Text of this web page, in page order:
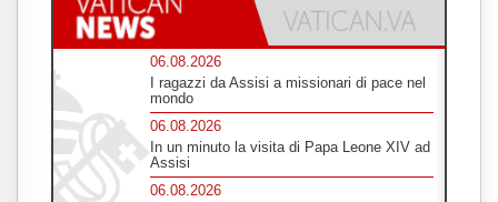
06.08.2026
I ragazzi da Assisi a missionari di pace nel
mondo
06.08.2026
In un minuto la visita di Papa Leone XIV ad
Assisi
06.08.2026